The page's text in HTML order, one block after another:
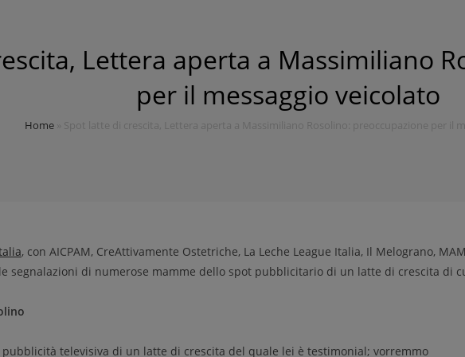
Lettera aperta a Massimiliano
per il messaggio veicolato
Home Spot latte di crescita, Lettera aperta a Massimiliano Rosolino: preoccupazione per il
, con AICPAM, CreAttivamente Ostetriche, La Leche League Italia, Il Melograno,
segnalazioni di numerose mamme dello spot pubblicitario di un latte di crescita di
televisiva di un latte di crescita del quale lei è testimonial; vorremmo